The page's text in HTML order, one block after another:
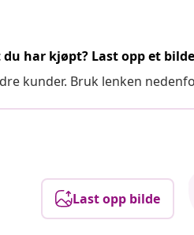
har kjøpt? Last opp et
kunder. Bruk lenken
Last opp bilde